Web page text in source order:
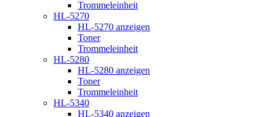
Trommeleinheit
HL-5270
HL-5270 anzeigen
Toner
Trommeleinheit
HL-5280
HL-5280 anzeigen
Toner
Trommeleinheit
HL-5340
HL-5340 anzeigen